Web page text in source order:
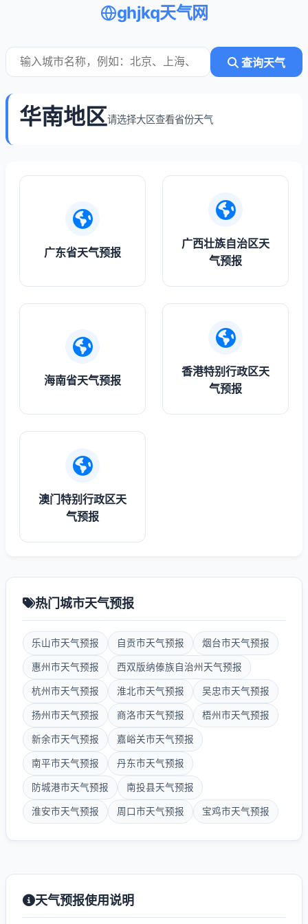
ghjkq天气网
查询天气
华南地区请选择大区查看省份天气
广东省天气预报
广西壮族自治区天
气预报
海南省天气预报
香港特别行政区天
气预报
澳门特别行政区天
气预报
热门城市天气预报
乐山市天气预报 自贡市天气预报 烟台市天气预报
惠州市天气预报 西双版纳傣族自治州天气预报
杭州市天气预报 淮北市天气预报 吴忠市天气预报
扬州市天气预报 商洛市天气预报 梧州市天气预报
新余市天气预报 嘉峪关市天气预报
南平市天气预报 丹东市天气预报
防城港市天气预报 南投县天气预报
淮安市天气预报 周口市天气预报 宝鸡市天气预报
天气预报使用说明